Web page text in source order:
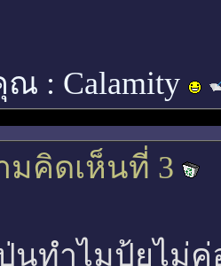
ณ : Calamity
มคิดเห็นที่ 3
นทำไมปุ้ยไม่ค่